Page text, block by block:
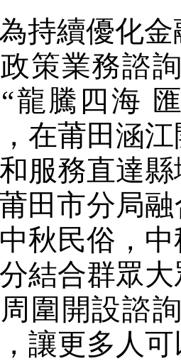
持續優化
策業務諮
“龍騰四海
在莆田涵
服務直達
田市分局融
秋民俗，
結合群眾
圍開設諮
讓更多人